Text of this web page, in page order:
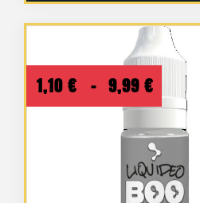
1,10 € – 9,99 €
Plage
de
prix :
1,10 €